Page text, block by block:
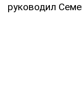
руководил